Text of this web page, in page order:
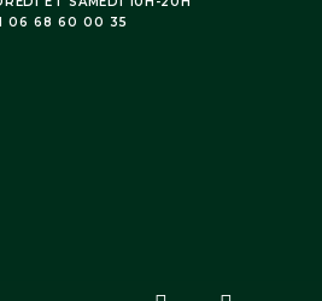
06 68 60 00 35